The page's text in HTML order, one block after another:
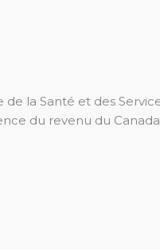
la Santé et des
du revenu du